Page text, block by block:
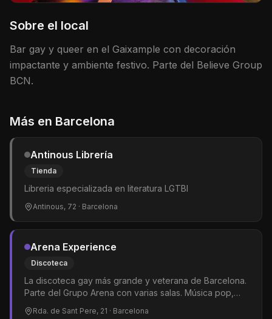
Sobre el local
Bar gay y queer en el Gaixample con decoración
impactante y ambiente festivo. Parte del Believe Group
BCN.
Más en Barcelona
Antinous Librería
Tienda
Libreria especializada en literatura LGTBI
Antinous, 72 · Barcelona
Arena Experience
Discoteca
La discoteca gay más grande y veterana de Barcelona.
Parte del Grupo Arena con varias salas. Música pop,
dance y hits del momento. Shows de drag queens y
gogós. El epicentro del clubbing LGTBIQ+ en la ciudad.
Rda. de Sant Pere, 21 · Barcelona